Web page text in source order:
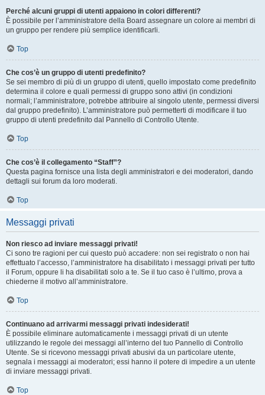
Perché alcuni gruppi di utenti appaiono in colori differenti?
È possibile per l’amministratore della Board assegnare un colore ai membri di
un gruppo per rendere più semplice identificarli.
Top
Che cos’è un gruppo di utenti predefinito?
Se sei membro di più di un gruppo di utenti, quello impostato come predefinito
determina il colore e quali permessi di gruppo sono attivi (in condizioni
normali; l’amministratore, potrebbe attribuire al singolo utente, permessi diversi
dal gruppo predefinito). L’amministratore può permetterti di modificare il tuo
gruppo di utenti predefinito dal Pannello di Controllo Utente.
Top
Che cos’è il collegamento “Staff”?
Questa pagina fornisce una lista degli amministratori e dei moderatori, dando
dettagli sui forum da loro moderati.
Top
Messaggi privati
Non riesco ad inviare messaggi privati!
Ci sono tre ragioni per cui questo può accadere: non sei registrato o non hai
effettuato l’accesso, l’amministratore ha disabilitato i messaggi privati per tutto
il Forum, oppure li ha disabilitati solo a te. Se il tuo caso è l’ultimo, prova a
chiederne il motivo all’amministratore.
Top
Continuano ad arrivarmi messaggi privati indesiderati!
È possibile eliminare automaticamente i messaggi privati ​​di un utente
utilizzando le regole dei messaggi all’interno del tuo Pannello di Controllo
Utente. Se si ricevono messaggi privati ​​abusivi da un particolare utente,
segnala i messaggi ai moderatori; essi hanno il potere di impedire a un utente
di inviare messaggi privati​​.
Top